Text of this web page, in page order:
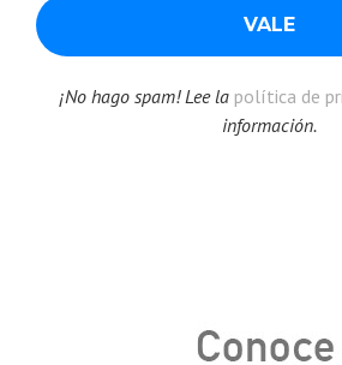
¡No hago spam! Lee la política de
información.